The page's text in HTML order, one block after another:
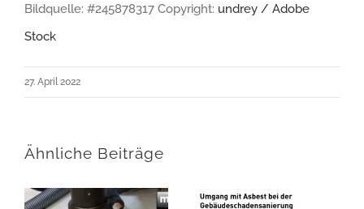
Bildquelle: #245878317 Copyright: undrey / Adobe
Stock
27. April 2022
Ähnliche Beiträge